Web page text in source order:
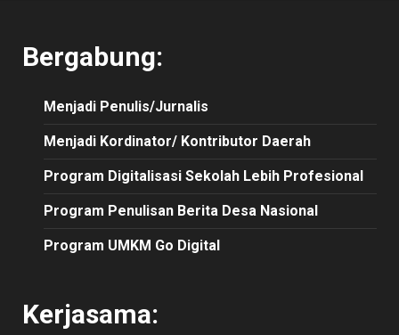
Bergabung:
Menjadi Penulis/Jurnalis
Menjadi Kordinator/ Kontributor Daerah
Program Digitalisasi Sekolah Lebih Profesional
Program Penulisan Berita Desa Nasional
Program UMKM Go Digital
Kerjasama: